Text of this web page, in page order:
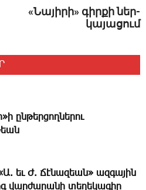
«­Նա­յի­րի» գիր­քի ներ­
կա­յա­ցում
ընթերցողներու
եւ Ժ. ­Ճէնազեան» ազգային
վարժարանի տեղեկագիր